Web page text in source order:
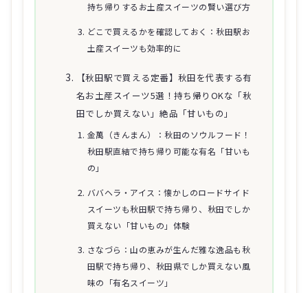
持ち帰りするお土産スイーツの賢い選び方
どこで買えるかを確認しておく：秋田駅お
土産スイーツも効率的に
【秋田駅で買える定番】秋田を代表する有
名お土産スイーツ5選！持ち帰りOKな「秋
田でしか買えない」絶品「甘いもの」
金萬（きんまん）：秋田のソウルフード！
秋田駅直結で持ち帰り可能な有名「甘いも
の」
ババヘラ・アイス：懐かしのロードサイド
スイーツも秋田駅で持ち帰り、秋田でしか
買えない「甘いもの」体験
さなづら：山の恵みが生んだ雅な逸品も秋
田駅で持ち帰り、秋田県でしか買えない風
味の「有名スイーツ」